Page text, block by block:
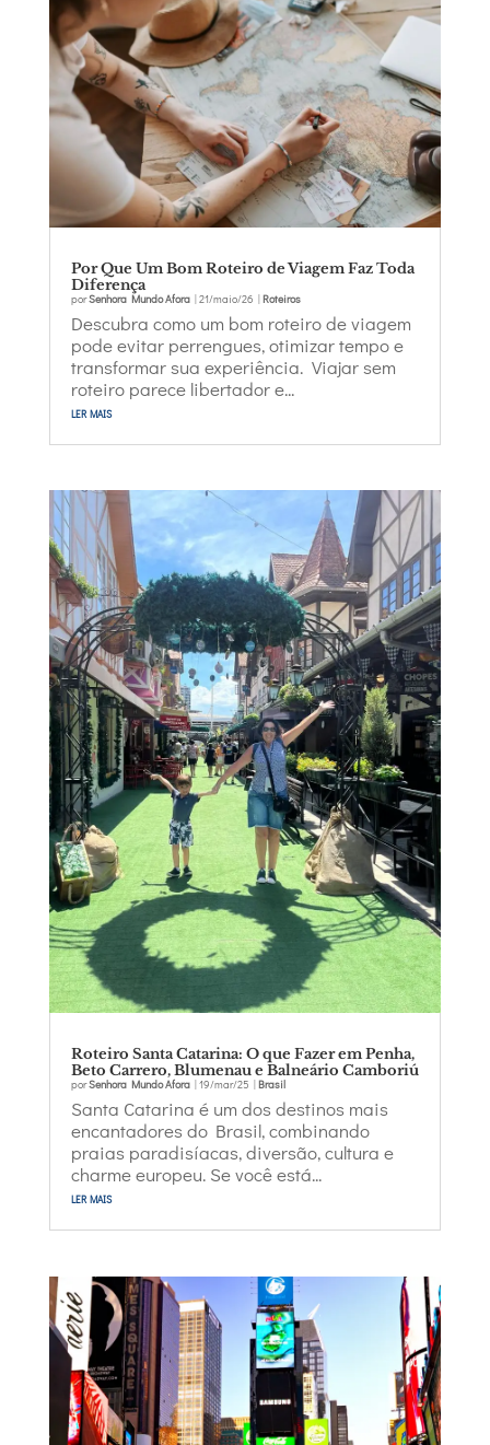
Por Que Um Bom Roteiro de Viagem Faz Toda
Diferença
porSenhora Mundo Afora| 21/maio/26 Roteiros
Descubra como um bom roteiro de viagem
pode evitar perrengues, otimizar tempo e
transformar sua experiência. Viajar sem
roteiro parece libertador e...
ler mais
Roteiro Santa Catarina: O que Fazer em Penha,
Beto Carrero, Blumenau e Balneário Camboriú
porSenhora Mundo Afora| 19/mar/25 Brasil
Santa Catarina é um dos destinos mais
encantadores do Brasil, combinando
praias paradisíacas, diversão, cultura e
charme europeu. Se você está...
ler mais